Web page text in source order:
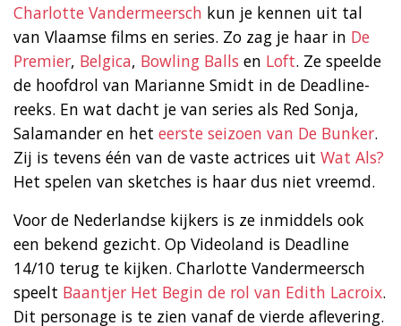
Charlotte Vandermeersch kun je kennen uit tal
van Vlaamse films en series. Zo zag je haar in De
Premier, Belgica, Bowling Balls en Loft. Ze speelde
de hoofdrol van Marianne Smidt in de Deadline-
reeks. En wat dacht je van series als Red Sonja,
Salamander en het eerste seizoen van De Bunker.
Zij is tevens één van de vaste actrices uit Wat Als?
Het spelen van sketches is haar dus niet vreemd.
Voor de Nederlandse kijkers is ze inmiddels ook
een bekend gezicht. Op Videoland is Deadline
14/10 terug te kijken. Charlotte Vandermeersch
speelt Baantjer Het Begin de rol van Edith Lacroix.
Dit personage is te zien vanaf de vierde aflevering.